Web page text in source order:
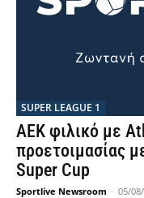
SUPER LEAGUE 1
AEK φιλικό με
προετοιμασίας
Super Cup
Sportlive Newsroom - 05/